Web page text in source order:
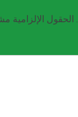
الحقول الإلزامية